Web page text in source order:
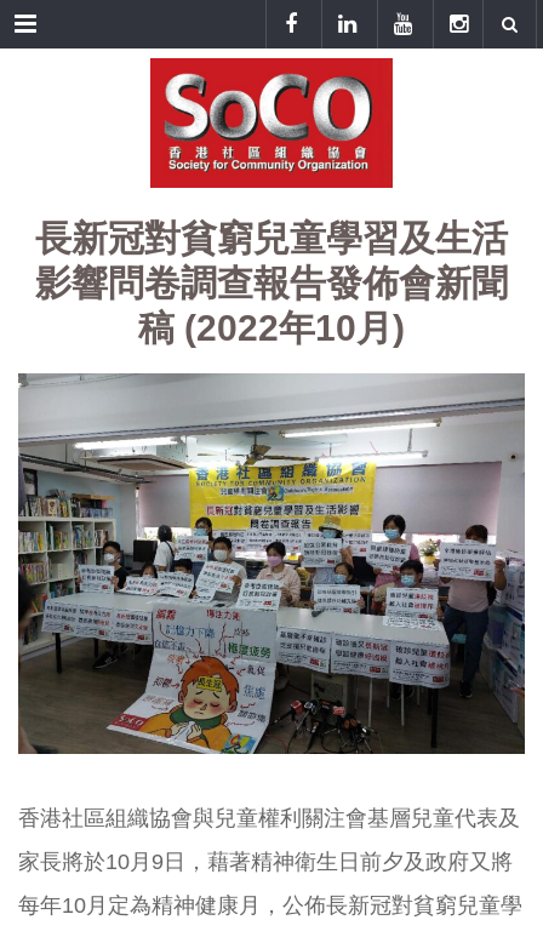
Menu
長新冠對貧窮兒童學習及生活
影響問卷調查報告發佈會新聞
稿 (2022年10月)
香港社區組織協會與兒童權利關注會基層兒童代表及
家長將於10月 9日，藉著精神衛生日前夕及政府又將
每年10月定為精神健康月， 公佈長新冠對貧窮兒童學